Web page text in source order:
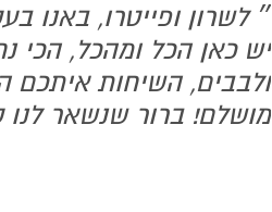
״ לשרון ופייטרו, באנו
יש כאן הכל ומהכל, הכי
ולבבים, השיחות איתכם
מושלם! ברור שנשאר